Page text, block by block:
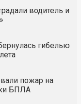
водитель и
гибелью
пожар на
БПЛА